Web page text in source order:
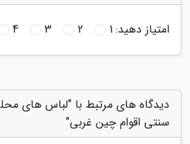
امتیاز دهید:1
2
3
4
دیدگاه های مرتبط با "لباس های
سنتی اقوام چین غربی"